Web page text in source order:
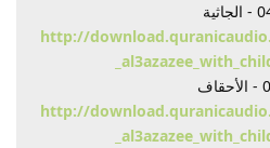
http://
http://